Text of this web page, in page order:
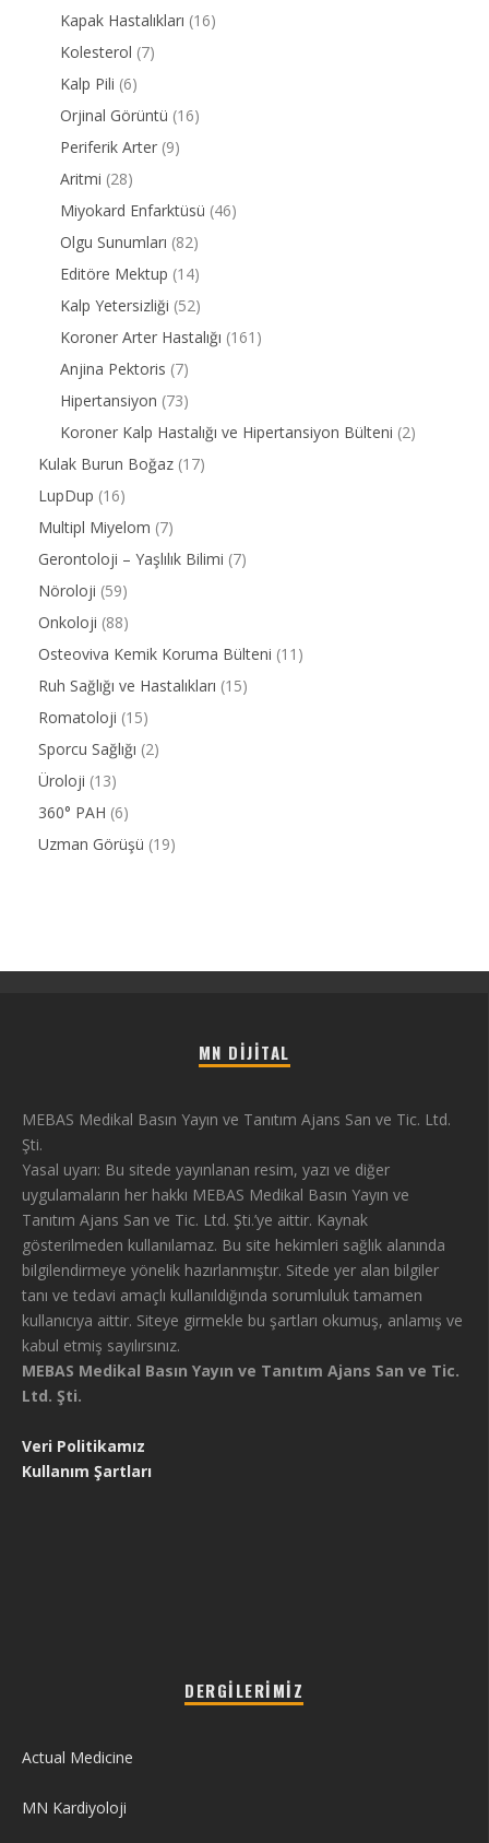
Kapak Hastalıkları (16)
Kolesterol (7)
Kalp Pili (6)
Orjinal Görüntü (16)
Periferik Arter (9)
Aritmi (28)
Miyokard Enfarktüsü (46)
Olgu Sunumları (82)
Editöre Mektup (14)
Kalp Yetersizliği (52)
Koroner Arter Hastalığı (161)
Anjina Pektoris (7)
Hipertansiyon (73)
Koroner Kalp Hastalığı ve Hipertansiyon Bülteni (2)
Kulak Burun Boğaz (17)
LupDup (16)
Multipl Miyelom (7)
Gerontoloji – Yaşlılık Bilimi (7)
Nöroloji (59)
Onkoloji (88)
Osteoviva Kemik Koruma Bülteni (11)
Ruh Sağlığı ve Hastalıkları (15)
Romatoloji (15)
Sporcu Sağlığı (2)
Üroloji (13)
360° PAH (6)
Uzman Görüşü (19)
MN DIJITAL
MEBAS Medikal Basın Yayın ve Tanıtım Ajans San ve Tic. Ltd.
Şti.
Yasal uyarı: Bu sitede yayınlanan resim, yazı ve diğer
uygulamaların her hakkı MEBAS Medikal Basın Yayın ve
Tanıtım Ajans San ve Tic. Ltd. Şti.’ye aittir. Kaynak
gösterilmeden kullanılamaz. Bu site hekimleri sağlık alanında
bilgilendirmeye yönelik hazırlanmıştır. Sitede yer alan bilgiler
tanı ve tedavi amaçlı kullanıldığında sorumluluk tamamen
kullanıcıya aittir. Siteye girmekle bu şartları okumuş, anlamış ve
kabul etmiş sayılırsınız.
MEBAS Medikal Basın Yayın ve Tanıtım Ajans San ve Tic.
Ltd. Şti.
Veri Politikamız
Kullanım Şartları
DERGILERIMIZ
Actual Medicine
MN Kardiyoloji